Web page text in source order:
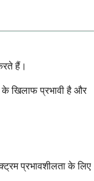
हैं।
के खिलाफ प्रभावी है और
प्रभावशीलता के लिए